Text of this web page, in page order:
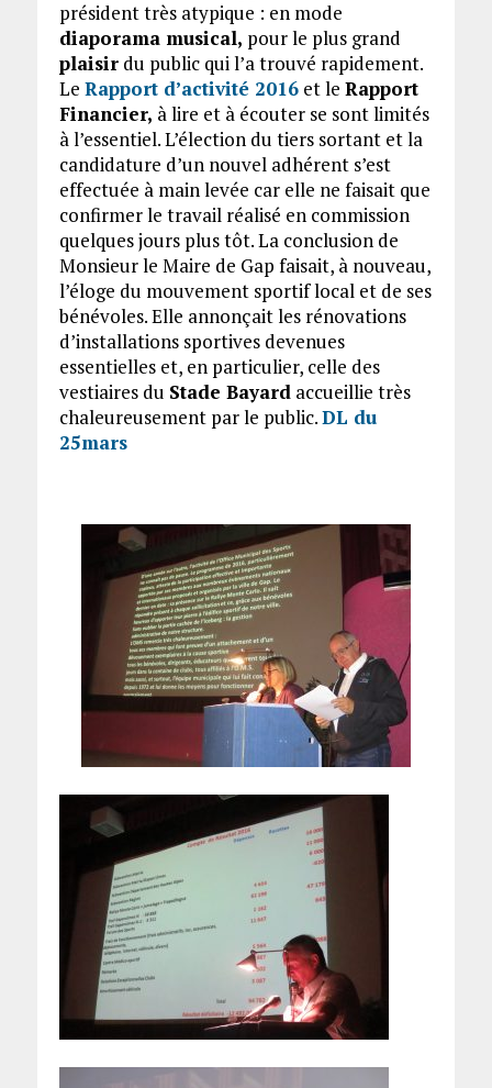
président très atypique : en mode
diaporama musical, pour le plus grand
plaisirdu public qui l’a trouvé rapidement.
Le Rapport d’activité 2016et le Rapport
Financier, à lire et à écouter se sont limités
à l’essentiel. L’élection du tiers sortant et la
candidature d’un nouvel adhérent s’est
effectuée à main levée car elle ne faisait que
confirmer le travail réalisé en commission
quelques jours plus tôt. La conclusion de
Monsieur le Maire de Gap faisait, à nouveau,
l’éloge du mouvement sportif local et de ses
bénévoles. Elle annonçait les rénovations
d’installations sportives devenues
essentielles et, en particulier, celle des
vestiaires du Stade Bayardaccueillie très
chaleureusement par le public.DL du
25mars